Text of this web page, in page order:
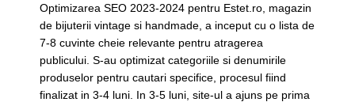
Optimizarea SEO 2023-2024 pentru Estet.ro, magazin
de bijuterii vintage si handmade, a inceput cu o lista de
7-8 cuvinte cheie relevante pentru atragerea
publicului. S-au optimizat categoriile si denumirile
produselor pentru cautari specifice, procesul fiind
finalizat in 3-4 luni. In 3-5 luni, site-ul a ajuns pe prima